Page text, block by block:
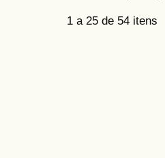
1 a 25 de 54 itens